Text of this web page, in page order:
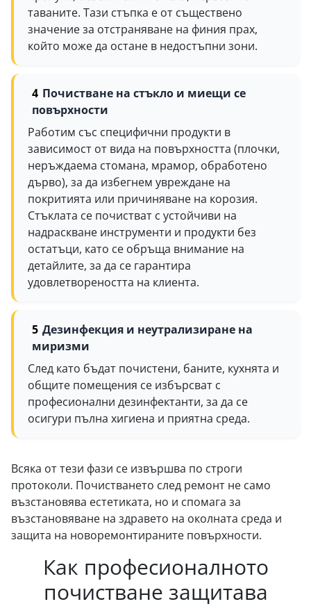
таваните. Тази стъпка е от съществено
значение за отстраняване на финия прах,
който може да остане в недостъпни зони.
Почистване на стъкло и миещи се
повърхности
Работим със специфични продукти в
зависимост от вида на повърхността (плочки,
неръждаема стомана, мрамор, обработено
дърво), за да избегнем увреждане на
покритията или причиняване на корозия.
Стъклата се почистват с устойчиви на
надраскване инструменти и продукти без
остатъци, като се обръща внимание на
детайлите, за да се гарантира
удовлетвореността на клиента.
Дезинфекция и неутрализиране на
миризми
След като бъдат почистени, баните, кухнята и
общите помещения се избърсват с
професионални дезинфектанти, за да се
осигури пълна хигиена и приятна среда.
Всяка от тези фази се извършва по строги
протоколи. Почистването след ремонт не само
възстановява естетиката, но и спомага за
възстановяване на здравето на околната среда и
защита на новоремонтираните повърхности.
Как професионалното
почистване защитава